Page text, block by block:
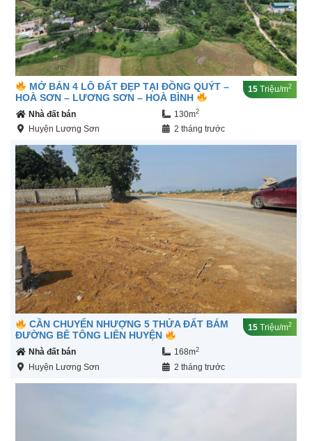
MỞ BÁN 4 LÔ ĐẤT ĐẸP TẠI ĐỒNG QUÝT –
HOÀ SƠN – LƯƠNG SƠN – HOÀ BÌNH
15 Triệu/m2
Nhà đất bán 130m2
Huyện Lương Sơn 2 tháng trước
CẦN CHUYỂN NHƯỢNG 5 THỬA ĐẤT BÁM
ĐƯỜNG BÊ TÔNG LIÊN HUYỆN
15 Triệu/m2
Nhà đất bán 168m2
Huyện Lương Sơn 2 tháng trước